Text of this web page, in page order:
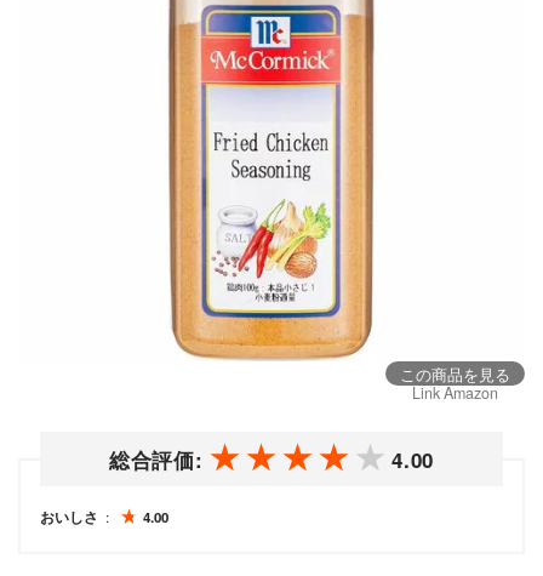
この商品を見る
Link Amazon
総合評価: 4.00
おいしさ 4.00